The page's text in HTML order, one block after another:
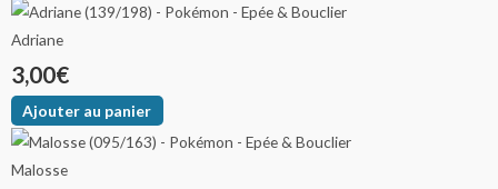
Adriane
3,00€
Ajouter au panier
Malosse